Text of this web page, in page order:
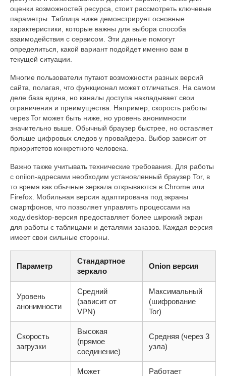
оценки возможностей ресурса, стоит рассмотреть ключевые
параметры. Таблица ниже демонстрирует основные
характеристики, которые важны для выбора способа
взаимодействия с сервисом. Эти данные помогут
определиться, какой вариант подойдет именно вам в
текущей ситуации.
Многие пользователи путают возможности разных версий
сайта, полагая, что функционал может отличаться. На самом
деле база едина, но каналы доступа накладывает свои
ограничения и преимущества. Например, скорость работы
через Tor может быть ниже, но уровень анонимности
значительно выше. Обычный браузер быстрее, но оставляет
больше цифровых следов у провайдера. Выбор зависит от
приоритетов конкретного человека.
Важно также учитывать технические требования. Для работы
с oniion-адресами необходим установленный браузер Tor, в
то время как обычные зеркала открываются в Chrome или
Firefox. Мобильная версия адаптирована под экраны
смартфонов, что позволяет управлять процессами на
ходу.desktop-версия предоставляет более широкий экран
для работы с таблицами и деталями заказов. Каждая версия
имеет свои сильные стороны.
Параметр
Стандартное
зеркало
Onion версия
Уровень
анонимности
Средний
(зависит от
VPN)
Максимальный
(шифрование
Tor)
Скорость
загрузки
Высокая
(прямое
соединение)
Средняя (через 3
узла)
Может
Работает